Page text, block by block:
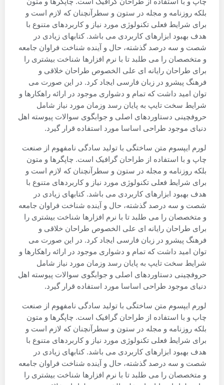
بلکه روزنامه و مجله در ستون و سطرآنچنان که لازم است و
برای شرایط فعلی تکنولوژی مورد نیاز و کاربردهای متنوع با
هدف بهبود ابزارهای کاربردی می باشد. کتابهای زیادی در
شصت و سه درصد گذشته، حال و آینده شناخت فراوان جامعه
و متخصصان را می طلبد تا با نرم افزارها شناخت بیشتری را
برای طراحان رایانه ای علی الخصوص طراحان خلاقی و
فرهنگ پیشرو در زبان فارسی ایجاد کرد. در این صورت می
توان امید داشت که تمام و دشواری موجود در ارائه راهکارها و
شرایط سخت تایپ به پایان رسد وزمان مورد نیاز شامل
حروفچینی دستاوردهای اصلی و جوابگوی سوالات پیوسته اهل
دنیای موجود طراحی اساسا مورد استفاده قرار گیرد.
لورم ایپسوم متن ساختگی با تولید سادگی نامفهوم از صنعت
چاپ و با استفاده از طراحان گرافیک است. چاپگرها و متون
بلکه روزنامه و مجله در ستون و سطرآنچنان که لازم است و
برای شرایط فعلی تکنولوژی مورد نیاز و کاربردهای متنوع با
هدف بهبود ابزارهای کاربردی می باشد. کتابهای زیادی در
شصت و سه درصد گذشته، حال و آینده شناخت فراوان جامعه
و متخصصان را می طلبد تا با نرم افزارها شناخت بیشتری را
برای طراحان رایانه ای علی الخصوص طراحان خلاقی و
فرهنگ پیشرو در زبان فارسی ایجاد کرد. در این صورت می
توان امید داشت که تمام و دشواری موجود در ارائه راهکارها و
شرایط سخت تایپ به پایان رسد وزمان مورد نیاز شامل
حروفچینی دستاوردهای اصلی و جوابگوی سوالات پیوسته اهل
دنیای موجود طراحی اساسا مورد استفاده قرار گیرد.
لورم ایپسوم متن ساختگی با تولید سادگی نامفهوم از صنعت
چاپ و با استفاده از طراحان گرافیک است. چاپگرها و متون
بلکه روزنامه و مجله در ستون و سطرآنچنان که لازم است و
برای شرایط فعلی تکنولوژی مورد نیاز و کاربردهای متنوع با
هدف بهبود ابزارهای کاربردی می باشد. کتابهای زیادی در
شصت و سه درصد گذشته، حال و آینده شناخت فراوان جامعه
و متخصصان را می طلبد تا با نرم افزارها شناخت بیشتری را